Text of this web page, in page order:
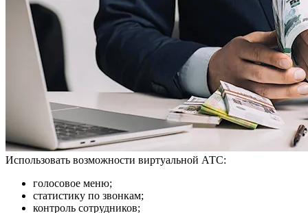
Использовать возможности виртуальной АТС:
голосовое меню;
статистику по звонкам;
контроль сотрудников;